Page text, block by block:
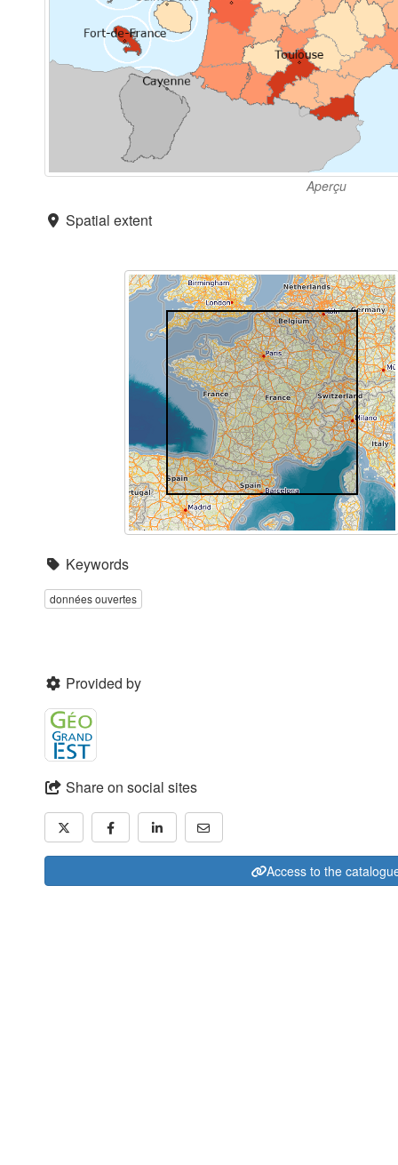
Aperçu
Spatial extent
Keywords
données ouvertes
Provided by
Share on social sites
Access to the